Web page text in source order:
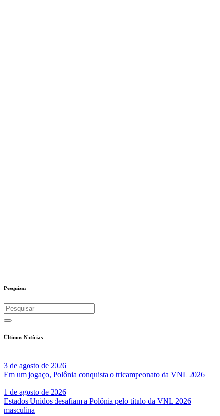
Pesquisar
Últimos Notícias
3 de agosto de 2026
Em um jogaço, Polônia conquista o tricampeonato da VNL 2026
1 de agosto de 2026
Estados Unidos desafiam a Polônia pelo título da VNL 2026
masculina